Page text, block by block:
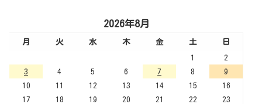
2026年8月
月 火 水 木 金 土
日
1
2
3
4 5 6 7 8
9
10
11 12 13 14 15
16
17
18 19 20 21 22
23